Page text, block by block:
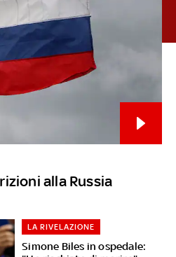
alla Russia
Simone Biles in ospedale:
LA RIVELAZIONE